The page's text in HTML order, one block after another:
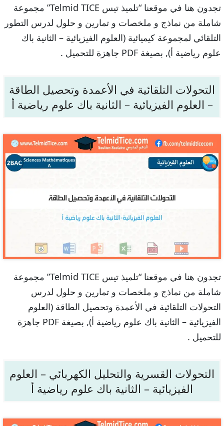
تجدون هنا في موقعنا “تلميذ تيس Telmid TICE” مجموعة
شاملة من نماذج و ملخصات و تمارين و حلول لدرس التطور
التلقائي لمجموعة كيميائية (العلوم الفيزيائية – الثانية باك
علوم رياضية أ), بصيغة PDF جاهزة للتحميل .
التحولات التلقائية في الأعمدة وتحصيل الطاقة
– العلوم الفيزيائية – الثانية باك علوم رياضية أ
تجدون هنا في موقعنا “تلميذ تيس Telmid TICE” مجموعة
شاملة من نماذج و ملخصات و تمارين و حلول لدرس
التحولات التلقائية في الأعمدة وتحصيل الطاقة (العلوم
الفيزيائية – الثانية باك علوم رياضية أ), بصيغة PDF جاهزة
للتحميل .
التحولات القسرية والتحليل الكهربائي – العلوم
الفيزيائية – الثانية باك علوم رياضية أ